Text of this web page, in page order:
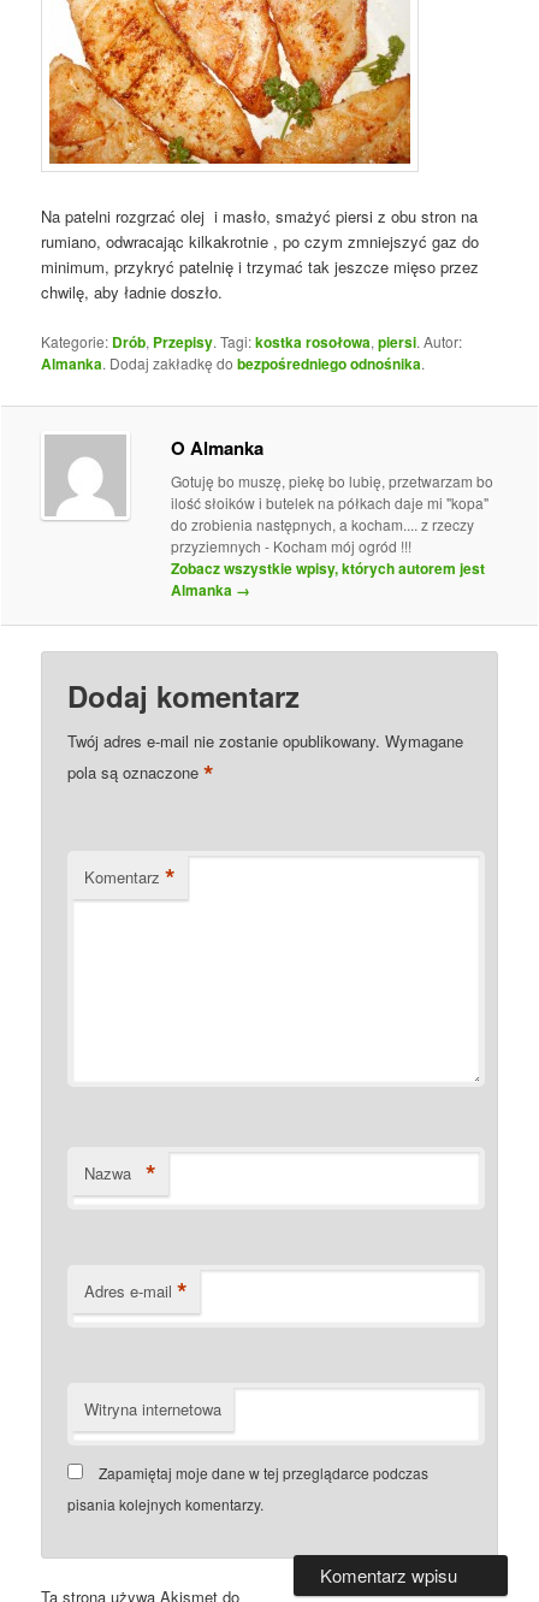
Na patelni rozgrzać olej i masło, smażyć piersi z obu stron na
rumiano, odwracając kilkakrotnie , po czym zmniejszyć gaz do
minimum, przykryć patelnię i trzymać tak jeszcze mięso przez
chwilę, aby ładnie doszło.
Kategorie: Drób, Przepisy. Tagi:kostka rosołowa,piersi. Autor:
Almanka. Dodaj zakładkę dobezpośredniego odnośnika.
O Almanka
Gotuję bo muszę, piekę bo lubię, przetwarzam bo
ilość słoików i butelek na półkach daje mi "kopa"
do zrobienia następnych, a kocham.... z rzeczy
przyziemnych - Kocham mój ogród !!!
Zobacz wszystkie wpisy, których autorem jest
Almanka →
Dodaj komentarz
Twój adres e-mail nie zostanie opublikowany. Wymagane
pola są oznaczone*
Komentarz *
Nazwa *
Adres e-mail *
Witryna internetowa
Zapamiętaj moje dane w tej przeglądarce podczas
pisania kolejnych komentarzy.
Ta strona używa Akismet do